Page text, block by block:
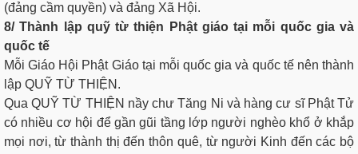
(đảng cầm quyền) và đảng Xã Hội.
8/ Thành lập quỹ từ thiện Phật giáo tại mỗi quốc gia và
quốc tế
Mỗi Giáo Hội Phật Giáo tại mỗi quốc gia và quốc tế nên thành
lập QUỸ TỪ THIỆN.
Qua QUỸ TỪ THIỆN nầy chư Tăng Ni và hàng cư sĩ Phật Tử
có nhiều cơ hội để gần gũi tầng lớp người nghèo khổ ở khắp
mọi nơi, từ thành thị đến thôn quê, từ người Kinh đến các bộ